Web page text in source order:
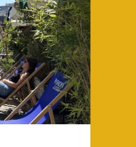
S’informer
Au quotidien
Commerces
Histoire
Se régaler
Bars et cafés
Restos
Se bouger
Agenda
Par quartier